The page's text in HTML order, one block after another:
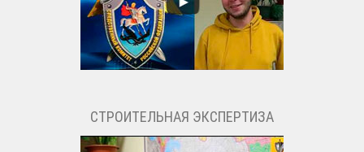
СТРОИТЕЛЬНАЯ ЭКСПЕРТИЗА